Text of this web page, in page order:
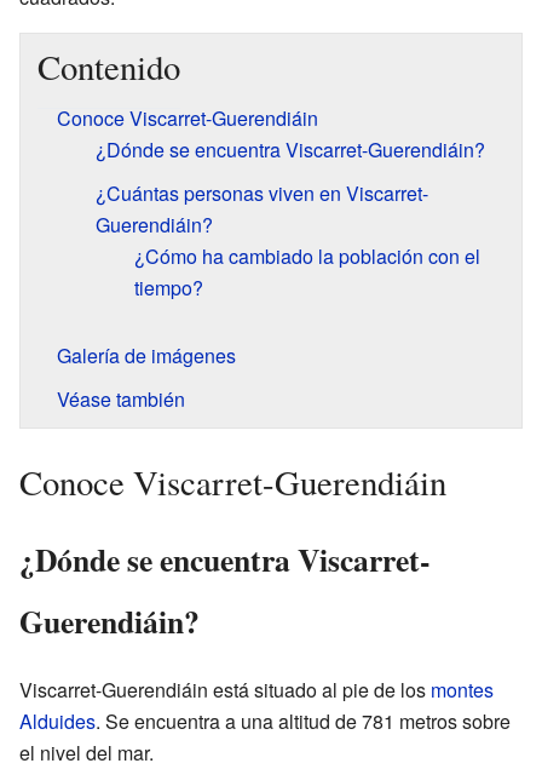
Contenido
Conoce Viscarret-Guerendiáin
¿Dónde se encuentra Viscarret-Guerendiáin?
¿Cuántas personas viven en Viscarret-
Guerendiáin?
¿Cómo ha cambiado la población con el
tiempo?
Galería de imágenes
Véase también
Conoce Viscarret-Guerendiáin
¿Dónde se encuentra Viscarret-
Guerendiáin?
Viscarret-Guerendiáin está situado al pie de los montes
Alduides. Se encuentra a una altitud de 781 metros sobre
el nivel del mar.